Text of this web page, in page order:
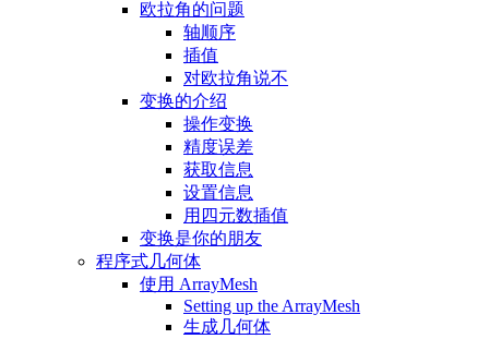
欧拉角的问题
轴顺序
插值
对欧拉角说不
变换的介绍
操作变换
精度误差
获取信息
设置信息
用四元数插值
变换是你的朋友
程序式几何体
使用 ArrayMesh
Setting up the ArrayMesh
生成几何体